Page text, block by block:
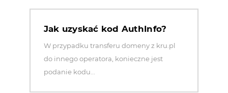
Jak uzyskać kod AuthInfo?
W przypadku transferu domeny z kru.pl
do innego operatora, konieczne jest
podanie kodu...